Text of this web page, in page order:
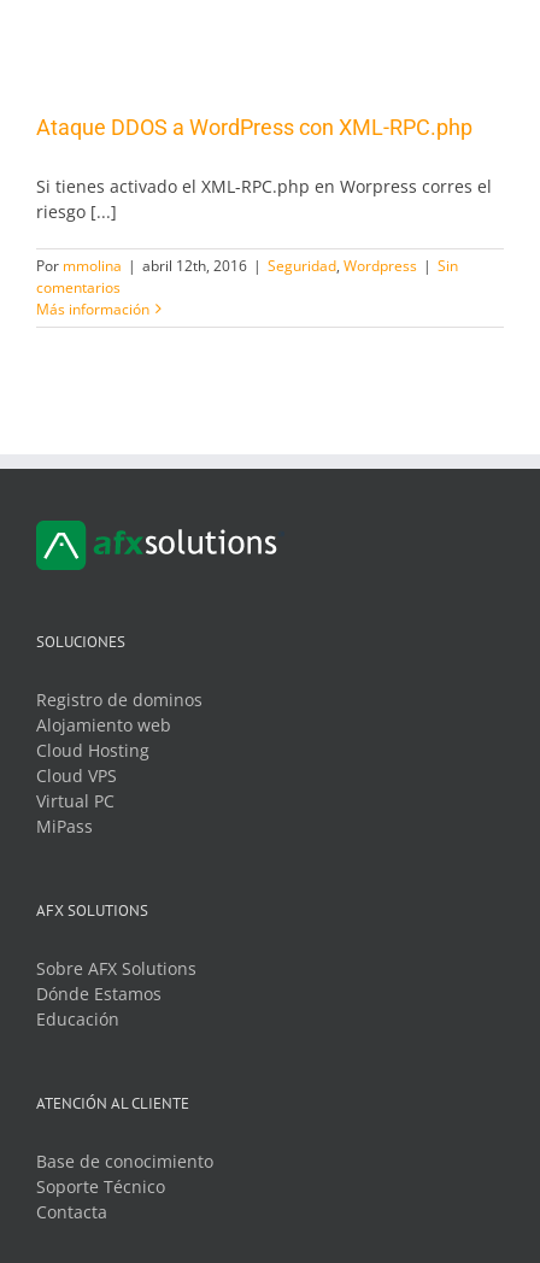
Ataque DDOS a WordPress con XML-RPC.php
Si tienes activado el XML-RPC.php en Worpress corres el
riesgo [...]
Por mmolina | abril 12th, 2016 | Seguridad, Wordpress | Sin
comentarios
Más información
SOLUCIONES
Registro de dominos
Alojamiento web
Cloud Hosting
Cloud VPS
Virtual PC
MiPass
AFX SOLUTIONS
Sobre AFX Solutions
Dónde Estamos
Educación
ATENCIÓN AL CLIENTE
Base de conocimiento
Soporte Técnico
Contacta